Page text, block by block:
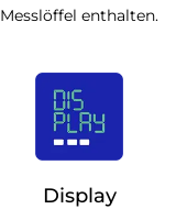
Messlöffel enthalten.
Display